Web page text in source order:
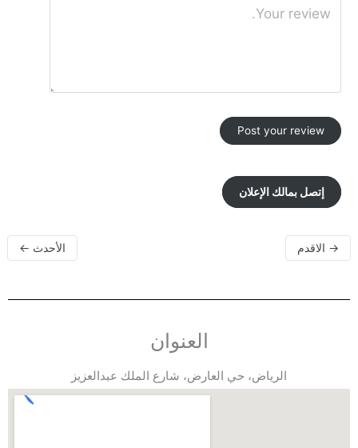
إتصل بمالك الإعلان
→ الاقدم الأحدث ←
العنوان
الرياض، حي العارض، شارع الملك عبدالعزيز